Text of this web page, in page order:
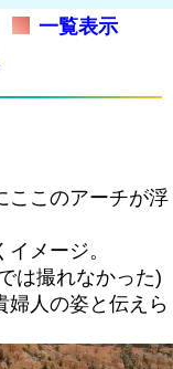
一覧表示
ここのアーチが浮
メージ。
は撮れなかった)
婦人の姿と伝えら